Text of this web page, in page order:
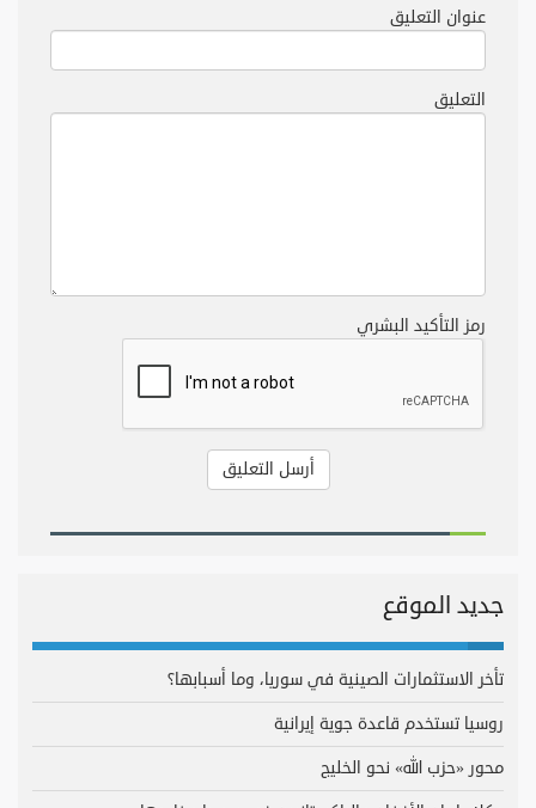
عنوان التعليق
التعليق
رمز التأكيد البشري
جديد الموقع
تأخر الاستثمارات الصينية في سوريا، وما أسبابها؟
روسيا تستخدم قاعدة جوية إيرانية
محور «حزب الله» نحو الخليج